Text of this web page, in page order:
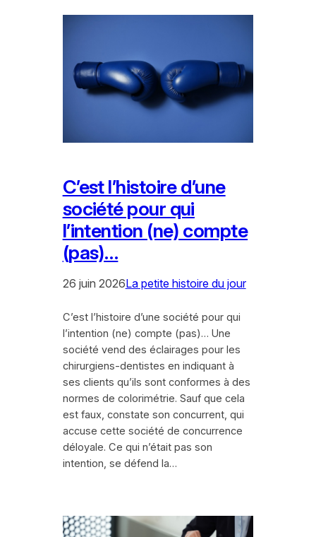
C’est l’histoire d’une
société pour qui
l’intention (ne) compte
(pas)…
26 juin 2026La petite histoire du jour
C’est l’histoire d’une société pour qui
l’intention (ne) compte (pas)… Une
société vend des éclairages pour les
chirurgiens-dentistes en indiquant à
ses clients qu’ils sont conformes à des
normes de colorimétrie. Sauf que cela
est faux, constate son concurrent, qui
accuse cette société de concurrence
déloyale. Ce qui n’était pas son
intention, se défend la…